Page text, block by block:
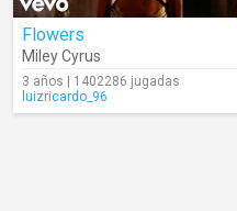
Flowers
Miley Cyrus
3 años | 1402286 jugadas
luizricardo_96